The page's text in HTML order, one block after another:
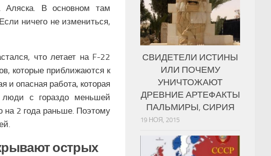
Аляска. В основном там
ничего не измениться,
что летает на F-22
которые приближаются к
опасная работа, которая
люди с гораздо меньшей
на 2 года раньше. Поэтому
острых
СВИДЕТЕЛИ ИСТИНЫ
ИЛИ ПОЧЕМУ
УНИЧТОЖАЮТ
ДРЕВНИЕ АРТЕФАКТЫ
ПАЛЬМИРЫ, СИРИЯ
19 НОЯ, 2015